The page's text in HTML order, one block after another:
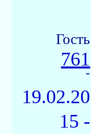
Гость
761
-
19.02.20
15 -